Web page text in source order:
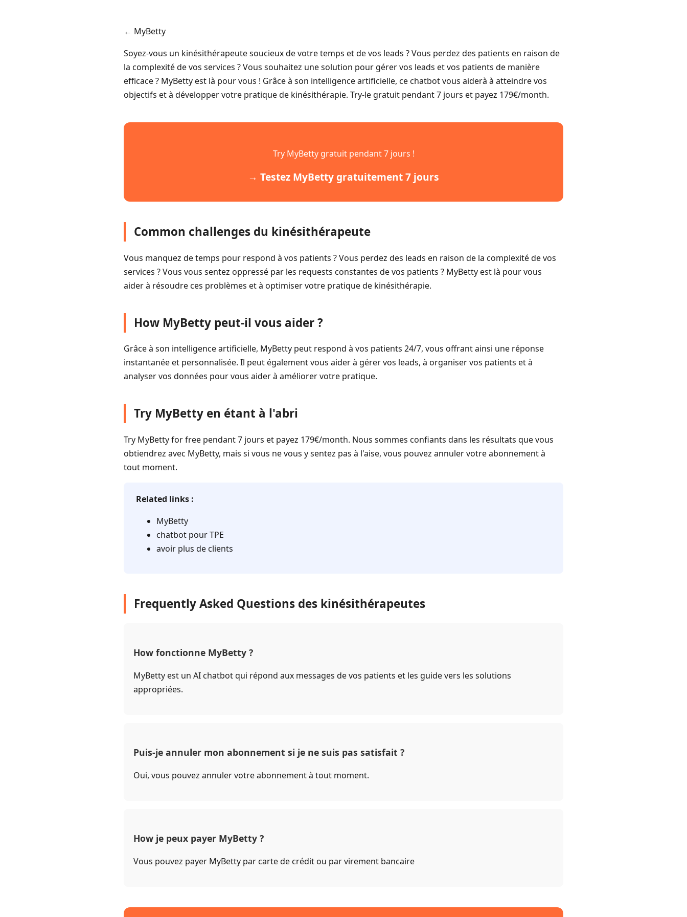
← MyBetty
Soyez-vous un kinésithérapeute soucieux de votre temps et de vos leads ? Vous perdez des patients en raison de
la complexité de vos services ? Vous souhaitez une solution pour gérer vos leads et vos patients de manière
efficace ? MyBetty est là pour vous ! Grâce à son intelligence artificielle, ce chatbot vous aiderà à atteindre vos
objectifs et à développer votre pratique de kinésithérapie. Try-le gratuit pendant 7 jours et payez 179€/month.
Try MyBetty gratuit pendant 7 jours !
→ Testez MyBetty gratuitement 7 jours
Common challenges du kinésithérapeute
Vous manquez de temps pour respond à vos patients ? Vous perdez des leads en raison de la complexité de vos
services ? Vous vous sentez oppressé par les requests constantes de vos patients ? MyBetty est là pour vous
aider à résoudre ces problèmes et à optimiser votre pratique de kinésithérapie.
How MyBetty peut-il vous aider ?
Grâce à son intelligence artificielle, MyBetty peut respond à vos patients 24/7, vous offrant ainsi une réponse
instantanée et personnalisée. Il peut également vous aider à gérer vos leads, à organiser vos patients et à
analyser vos données pour vous aider à améliorer votre pratique.
Try MyBetty en étant à l'abri
Try MyBetty for free pendant 7 jours et payez 179€/month. Nous sommes confiants dans les résultats que vous
obtiendrez avec MyBetty, mais si vous ne vous y sentez pas à l'aise, vous pouvez annuler votre abonnement à
tout moment.
Related links :
MyBetty
chatbot pour TPE
avoir plus de clients
Frequently Asked Questions des kinésithérapeutes
How fonctionne MyBetty ?
MyBetty est un AI chatbot qui répond aux messages de vos patients et les guide vers les solutions
appropriées.
Puis-je annuler mon abonnement si je ne suis pas satisfait ?
Oui, vous pouvez annuler votre abonnement à tout moment.
How je peux payer MyBetty ?
Vous pouvez payer MyBetty par carte de crédit ou par virement bancaire